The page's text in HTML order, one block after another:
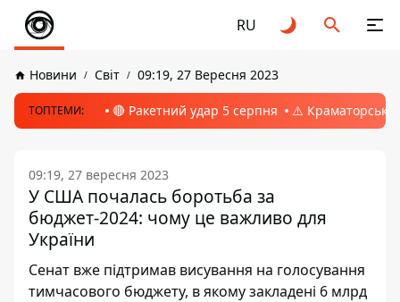
RU
Новини Світ 09:19, 27 Вересня 2023
ТОПТЕМИ: 🔴 Ракетний удар 5 серпня ⚠️ Краматорськ,
09:19, 27 вересня 2023
У США почалась боротьба за
бюджет-2024: чому це важливо для
України
Сенат вже підтримав висування на голосування
тимчасового бюджету, в якому закладені 6 млрд